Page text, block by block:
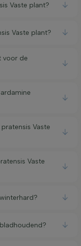
Vaste plant?
Vaste plant?
voor de
Vaste
Vaste